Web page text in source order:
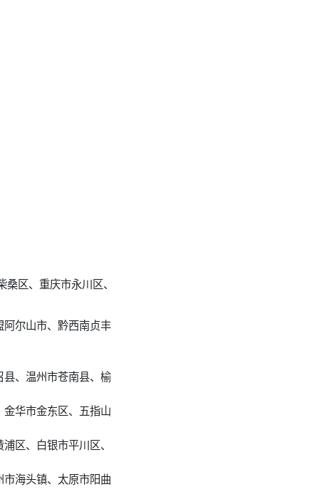
区、重庆市永川区、
尔山市、黔西南贞丰
、温州市苍南县、榆
华市金东区、五指山
区、白银市平川区、
海头镇、太原市阳曲